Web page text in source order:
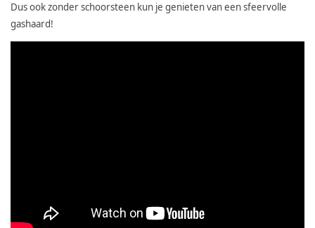
Dus ook zonder schoorsteen kun je genieten van een sfeervolle
gashaard!